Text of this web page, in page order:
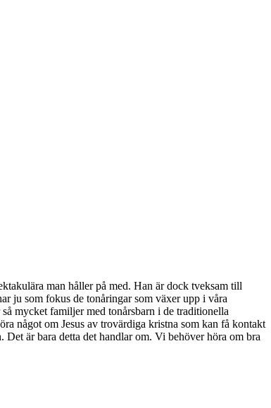
man håller på med. Han är dock tveksam till
ju som fokus de tonåringar som växer upp i våra
mycket familjer med tonårsbarn i de traditionella
något om Jesus av trovärdiga kristna som kan få kontakt
är bara detta det handlar om. Vi behöver höra om bra